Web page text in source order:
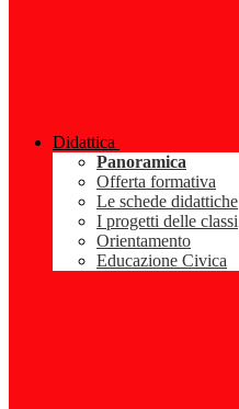
Didattica
Panoramica
Offerta formativa
Le schede didattiche
I progetti delle classi
Orientamento
Educazione Civica